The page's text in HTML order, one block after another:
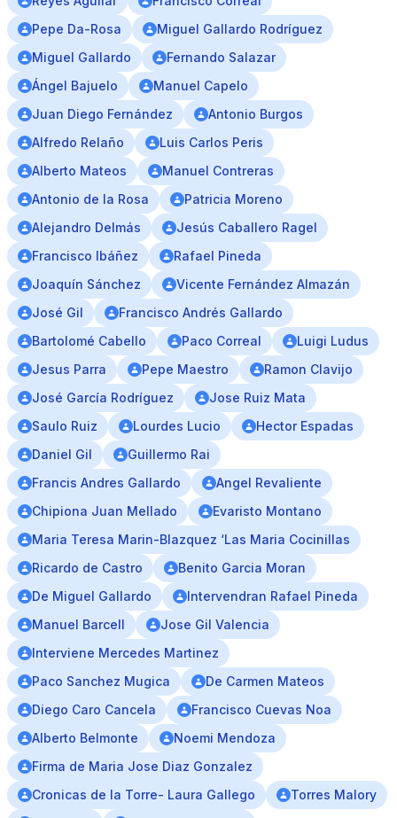
Pepe Da-Rosa
Miguel Gallardo Rodríguez
Miguel Gallardo
Fernando Salazar
Ángel Bajuelo
Manuel Capelo
Juan Diego Fernández
Antonio Burgos
Alfredo Relaño
Luis Carlos Peris
Alberto Mateos
Manuel Contreras
Antonio de la Rosa
Patricia Moreno
Alejandro Delmás
Jesús Caballero Ragel
Francisco Ibáñez
Rafael Pineda
Joaquín Sánchez
Vicente Fernández Almazán
José Gil
Francisco Andrés Gallardo
Bartolomé Cabello
Paco Correal
Luigi Ludus
Jesus Parra
Pepe Maestro
Ramon Clavijo
José García Rodríguez
Jose Ruiz Mata
Saulo Ruiz
Lourdes Lucio
Hector Espadas
Daniel Gil
Guillermo Rai
Francis Andres Gallardo
Angel Revaliente
Chipiona Juan Mellado
Evaristo Montano
Maria Teresa Marin-Blazquez ‘Las Maria Cocinillas
Ricardo de Castro
Benito Garcia Moran
De Miguel Gallardo
Intervendran Rafael Pineda
Manuel Barcell
Jose Gil Valencia
Interviene Mercedes Martinez
Paco Sanchez Mugica
De Carmen Mateos
Diego Caro Cancela
Francisco Cuevas Noa
Alberto Belmonte
Noemi Mendoza
Firma de Maria Jose Diaz Gonzalez
Cronicas de la Torre- Laura Gallego
Torres Malory